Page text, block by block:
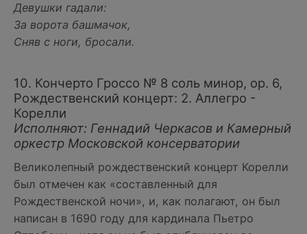
Девушки гадали:
За ворота башмачок,
Сняв с ноги, бросали.
10. Кончерто Гроссо № 8 соль минор, ор. 6,
Рождественский концерт: 2. Аллегро -
Корелли
Исполняют: Геннадий Черкасов и Камерный
оркестр Московской консерватории
Великолепный рождественский концерт Корелли
был отмечен как «составленный для
Рождественской ночи», и, как полагают, он был
написан в 1690 году для кардинала Пьетро